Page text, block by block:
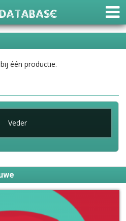
één productie.
Veder